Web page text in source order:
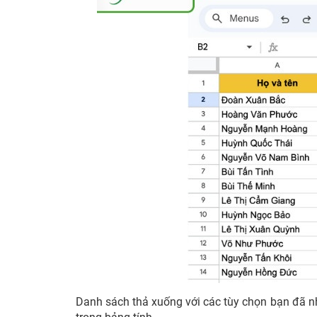
Danh sách thả xuống với các tùy chọn bạn đã